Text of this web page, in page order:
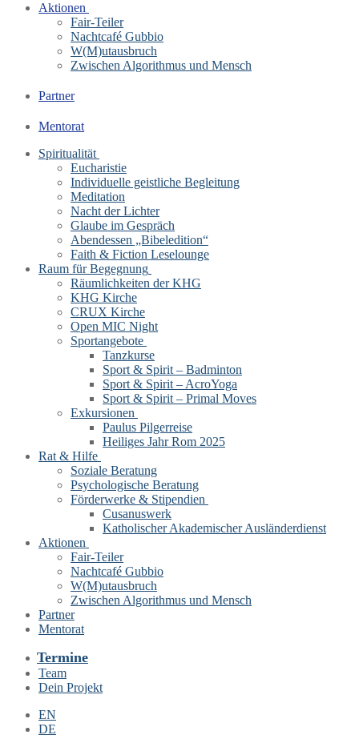
Aktionen
Fair-Teiler
Nachtcafé Gubbio
W(M)utausbruch
Zwischen Algorithmus und Mensch
Partner
Mentorat
Spiritualität
Eucharistie
Individuelle geistliche Begleitung
Meditation
Nacht der Lichter
Glaube im Gespräch
Abendessen „Bibeledition“
Faith & Fiction Leselounge
Raum für Begegnung
Räumlichkeiten der KHG
KHG Kirche
CRUX Kirche
Open MIC Night
Sportangebote
Tanzkurse
Sport & Spirit – Badminton
Sport & Spirit – AcroYoga
Sport & Spirit – Primal Moves
Exkursionen
Paulus Pilgerreise
Heiliges Jahr Rom 2025
Rat & Hilfe
Soziale Beratung
Psychologische Beratung
Förderwerke & Stipendien
Cusanuswerk
Katholischer Akademischer Ausländerdienst
Aktionen
Fair-Teiler
Nachtcafé Gubbio
W(M)utausbruch
Zwischen Algorithmus und Mensch
Partner
Mentorat
Termine
Team
Dein Projekt
EN
DE